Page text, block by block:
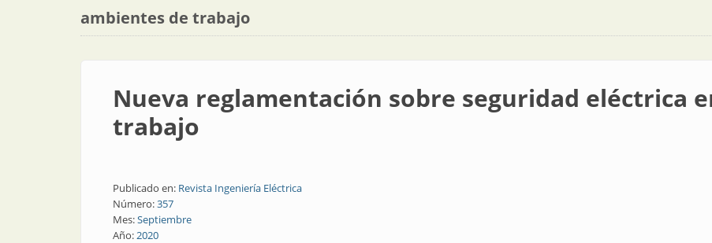
ambientes de trabajo
Nueva reglamentación sobre seguridad eléctrica
trabajo
Publicado en: Revista Ingeniería Eléctrica
Número:357
Mes:Septiembre
Año:2020